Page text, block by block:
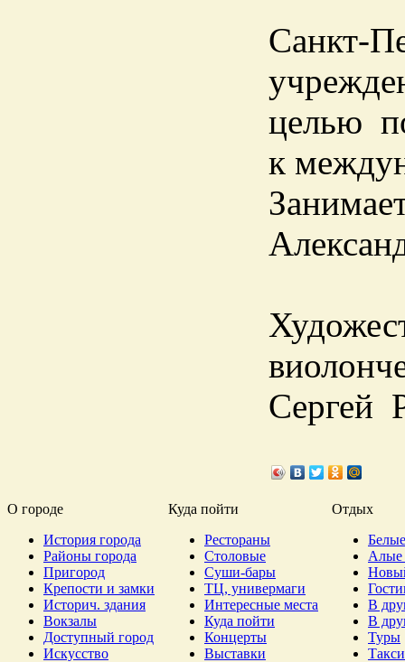
Санкт-
целью
к
Сергей
О городе Куда пойти
Отдых
История города
Районы города
Пригород
Крепости и замки
Историч. здания
Вокзалы
Доступный город
Искусство
Рестораны
Столовые
Суши-бары
ТЦ, универмаги
Интересные места
Куда пойти
Концерты
Выставки
Алые
В
В
Туры
Такси